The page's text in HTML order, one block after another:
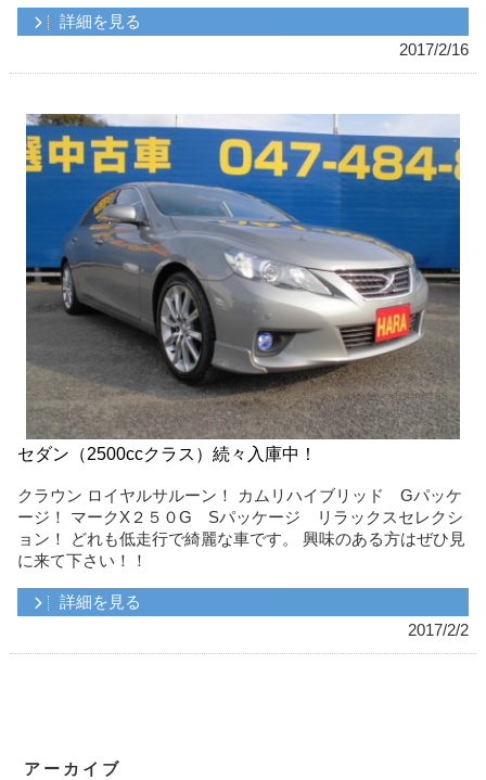
詳細を見る
2017/2/16
セダン（2500ccクラス）続々入庫中！
クラウン ロイヤルサルーン！ カムリハイブリッド Gパッケ
ージ！ マークX２５０G Sパッケージ リラックスセレクシ
ョン！ どれも低走行で綺麗な車です。 興味のある方はぜひ見
に来て下さい！！
詳細を見る
2017/2/2
アーカイブ